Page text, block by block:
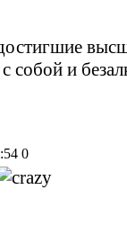
собой и
0